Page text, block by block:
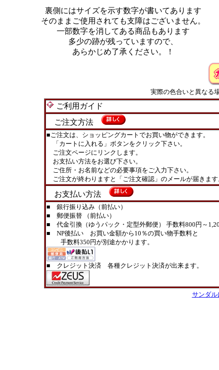
裏側にはサイズを示す数字が書いてあります
そのままご使用されても支障はございません。
一部数字を消してある商品もあります
多少の跡が残っていますので、
あらかじめ了承ください。！
実際の色合いと異なる
ご利用ガイド
ご注文方法
■ご注文は、ショッピングカートでお買い物ができます。
「カートに入れる」ボタンをクリック下さい。
ご注文ページにリンクします。
お支払い方法をお選び下さい。
ご住所・お名前などの必要事項をご入力下さい。
ご注文が終わりますと「ご注文確認」のメールが届きま
お支払い方法
■ 銀行振り込み（前払い）
■ 郵便振替 （前払い）
■ 代金引換（ゆうパック・定型外郵便） 手数料800円～
■ NP後払い お買い金額から10％の買い物手数料と
手数料350円が別途かかります。
■ クレジット決済 各種クレジット決済が出来ます。
サンダル